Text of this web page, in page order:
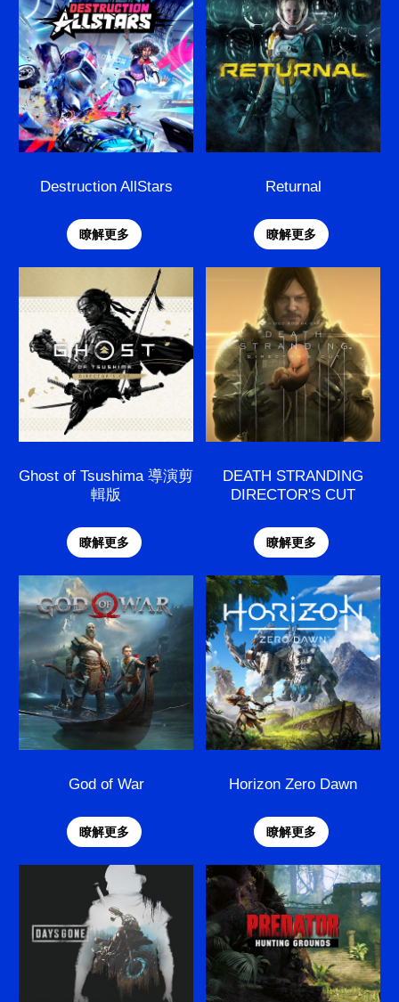
Destruction AllStars
瞭解更多
Returnal
瞭解更多
Ghost of Tsushima 導演剪
輯版
瞭解更多
DEATH STRANDING
DIRECTOR'S CUT
瞭解更多
God of War
瞭解更多
Horizon Zero Dawn
瞭解更多